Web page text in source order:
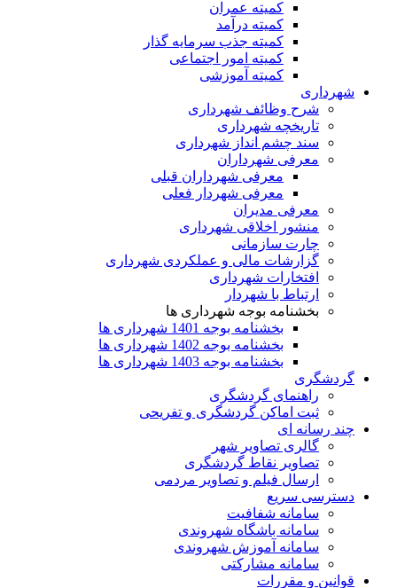
کمیته عمران
کمیته درآمد
کمیته جذب سرمایه گذار
کمیته امور اجتماعی
کمیته آموزشی
شهرداری
شرح وظائف شهرداری
تاریخچه شهرداری
سند چشم انداز شهرداری
معرفی شهرداران
معرفی شهرداران قبلی
معرفی شهردار فعلی
معرفی مدیران
منشور اخلاقی شهرداری
چارت سازمانی
گزارشات مالی و عملکردی شهرداری
افتخارات شهرداری
ارتباط با شهردار
بخشنامه بوجه شهرداری ها
بخشنامه بوجه 1401 شهرداری ها
بخشنامه بوجه 1402 شهرداری ها
بخشنامه بوجه 1403 شهرداری ها
گردشگری
راهنمای گردشگری
ثبت اماکن گردشگری و تفریحی
چند رسانه ای
گالری تصاویر شهر
تصاویر نقاط گردشگری
ارسال فیلم و تصاویر مردمی
دسترسی سریع
سامانه شفافیت
سامانه باشگاه شهروندی
سامانه آموزش شهروندی
سامانه مشارکتی
قوانین و مقررات